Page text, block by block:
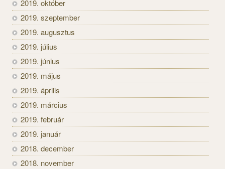
2019. október
2019. szeptember
2019. augusztus
2019. július
2019. június
2019. május
2019. április
2019. március
2019. február
2019. január
2018. december
2018. november